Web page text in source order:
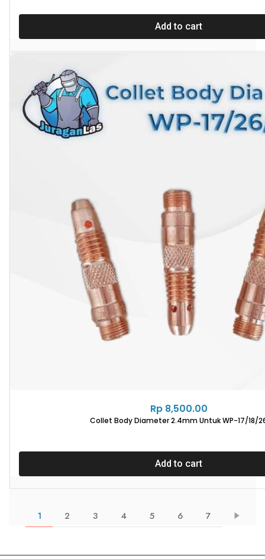
Add to cart
Rp8,500.00
Collet Body Diameter 2.4mm Untuk WP-17/18/
Add to cart
1 2 3 4 5 6 7